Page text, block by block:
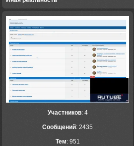
Участников: 4
Сообщений: 2435
Тем: 951